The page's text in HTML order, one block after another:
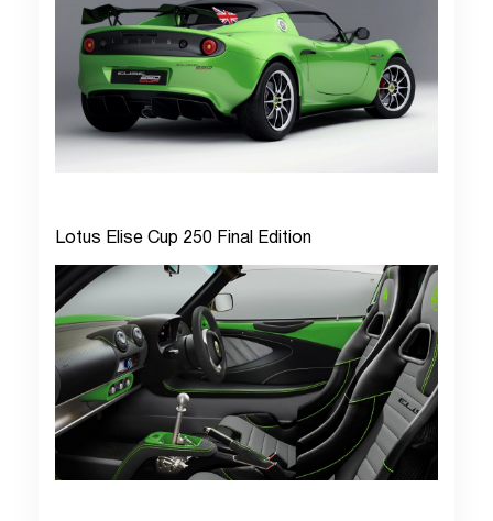
Lotus Elise Cup 250 Final Edition